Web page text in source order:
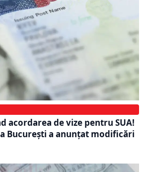
acordarea de vize pentru SUA!
București a anunțat modificări